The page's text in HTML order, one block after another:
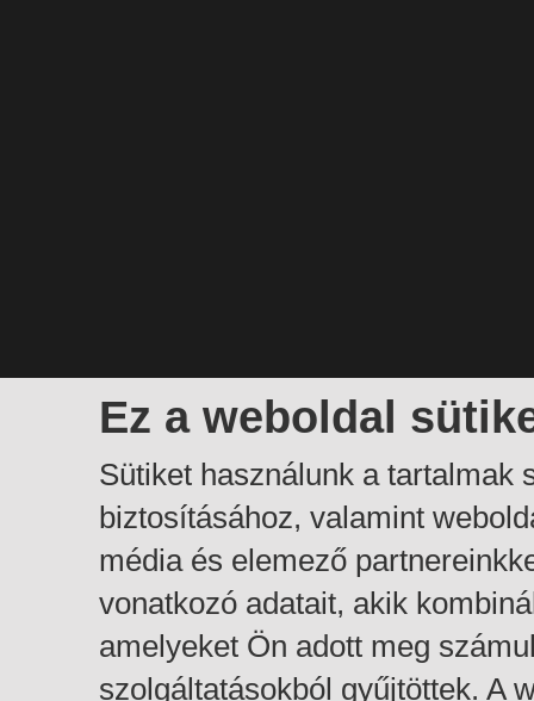
Ez a weboldal
Sütiket használunk a tartalmak
biztosításához, valamint
média és elemező
vonatkozó adatait, akik
amelyeket Ön adott meg
szolgáltatásokból gyűjtöttek. A